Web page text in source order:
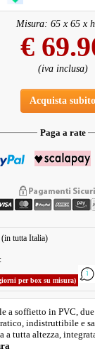
Misura: 65 x 65 x
€
(iva inclusa)
Acquista subito
Paga a rate
tutta Italia)
per box su misura)
a soffietto in PVC,
indistruttibile e
a tutta altezza,